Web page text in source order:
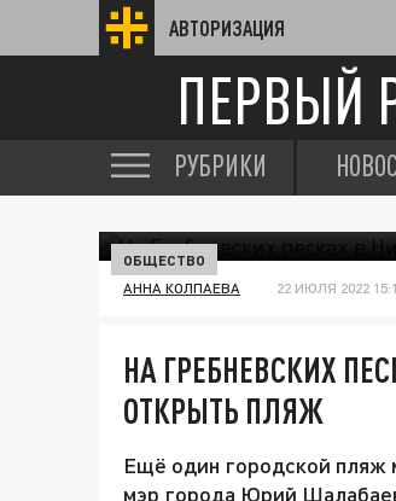
АВТОРИЗАЦИЯ
ПЕРВЫЙ
РУБРИКИ
ОБЩЕСТВО
АННА КОЛПАЕВА 22 ИЮЛЯ 2022
НА ГРЕБНЕВСКИХ
ОТКРЫТЬ ПЛЯЖ
Ещё один городской пляж
мэр города Юрий